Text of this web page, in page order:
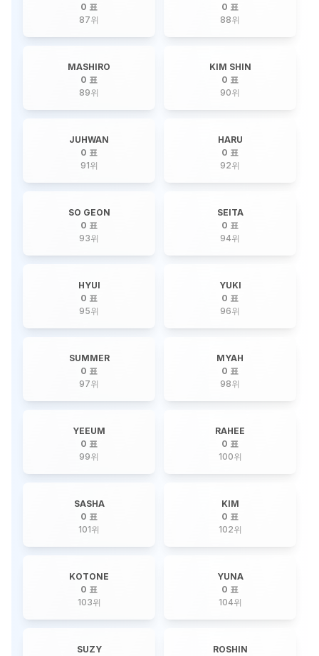
0 표
87위
0 표
88위
MASHIRO
0 표
89위
KIM SHIN
0 표
90위
JUHWAN
0 표
91위
HARU
0 표
92위
SO GEON
0 표
93위
SEITA
0 표
94위
HYUI
0 표
95위
YUKI
0 표
96위
SUMMER
0 표
97위
MYAH
0 표
98위
YEEUM
0 표
99위
RAHEE
0 표
100위
SASHA
0 표
101위
KIM
0 표
102위
KOTONE
0 표
103위
YUNA
0 표
104위
SUZY
ROSHIN